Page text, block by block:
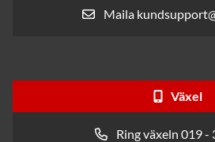
Maila
Växel
Ring växeln 019 -